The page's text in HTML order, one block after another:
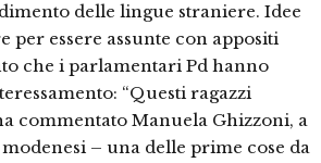
delle lingue straniere. Idee
per essere assunte con appositi
che i parlamentari Pd hanno
“Questi ragazzi
commentato Manuela Ghizzoni, a
– una delle prime cose da